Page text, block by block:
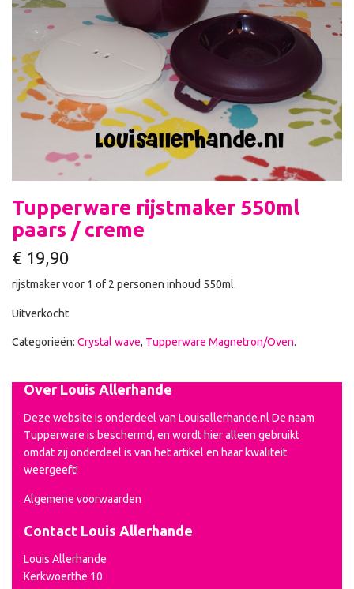
Tupperware rijstmaker 550ml
paars / creme
€ 19,90
rijstmaker voor 1 of 2 personen inhoud 550ml.
Uitverkocht
Categorieën: Crystal wave, Tupperware Magnetron/Oven.
Over Louis Allerhande
Deze website is onderdeel van Louisallerhande.nl De naam
Tupperware is beschermd, en wordt hier alleen gebruikt
omdat zij onderdeel is van het artikel en haar kwaliteit
weergeeft!
Algemene voorwaarden
Contact Louis Allerhande
Louis Allerhande
Kerkwoerthe 10